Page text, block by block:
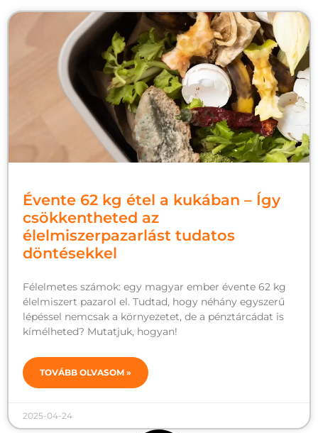
Évente 62 kg étel a kukában – Így
csökkentheted az
élelmiszerpazarlást tudatos
döntésekkel
Félelmetes számok: egy magyar ember évente 62 kg
élelmiszert pazarol el. Tudtad, hogy néhány egyszerű
lépéssel nemcsak a környezetet, de a pénztárcádat is
kímélheted? Mutatjuk, hogyan!
TOVÁBB OLVASOM »
2025-04-24